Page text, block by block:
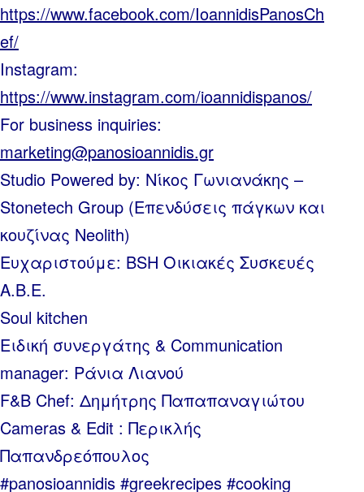
https://www.facebook.com/IoannidisPanosCh
ef/
Instagram:
https://www.instagram.com/ioannidispanos/
For business inquiries:
marketing@panosioannidis.gr
Studio Powered by: Nίκος Γωνιανάκης –
Stonetech Group (Επενδύσεις πάγκων και
κουζίνας Neolith)
Ευχαριστούμε: BSH Οικιακές Συσκευές
Α.Β.Ε.
Soul kitchen
Ειδική συνεργάτης & Communication
manager: Ράνια Λιανού
F&B Chef: Δημήτρης Παπαπαναγιώτου
Cameras & Edit : Περικλής
Παπανδρεόπουλος
#panosioannidis #greekrecipes #cooking